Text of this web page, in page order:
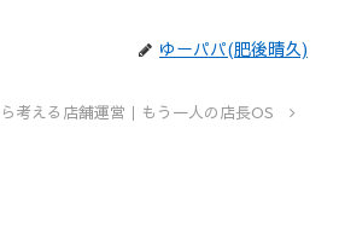
ゆーパパ(肥後晴久)
考える店舗運営｜もう一人の店長OS